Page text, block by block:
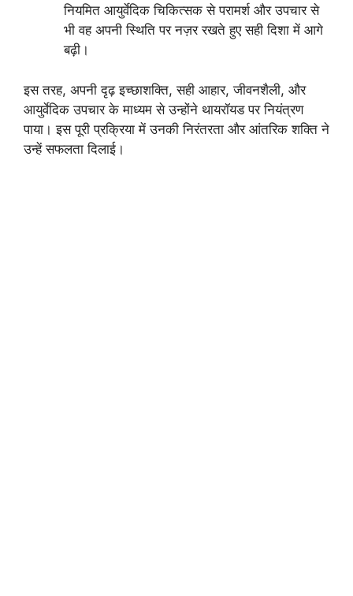
नियमित आयुर्वेदिक चिकित्सक से परामर्श और उपचार से
भी वह अपनी स्थिति पर नज़र रखते हुए सही दिशा में आगे
बढ़ी।
इस तरह, अपनी दृढ़ इच्छाशक्ति, सही आहार, जीवनशैली, और
आयुर्वेदिक उपचार के माध्यम से उन्होंने थायरॉयड पर नियंत्रण
पाया। इस पूरी प्रक्रिया में उनकी निरंतरता और आंतरिक शक्ति ने
उन्हें सफलता दिलाई।